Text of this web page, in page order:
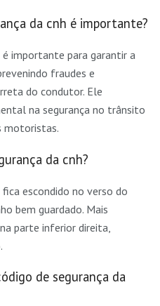
da cnh é importante?
é importante para garantir a
fraudes e
do condutor. Ele
na segurança no trânsito
motoristas.
da cnh?
escondido no verso do
bem guardado. Mais
parte inferior direita,
de segurança da